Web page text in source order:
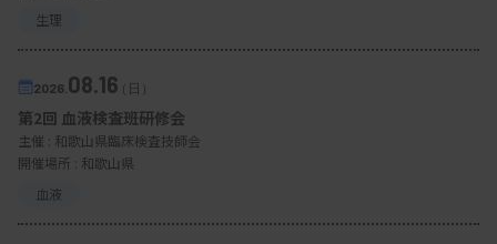
生理
2026. 08.16（日）
第2回 血液検査班研修会
主催 : 和歌山県臨床検査技師会
開催場所 : 和歌山県
血液